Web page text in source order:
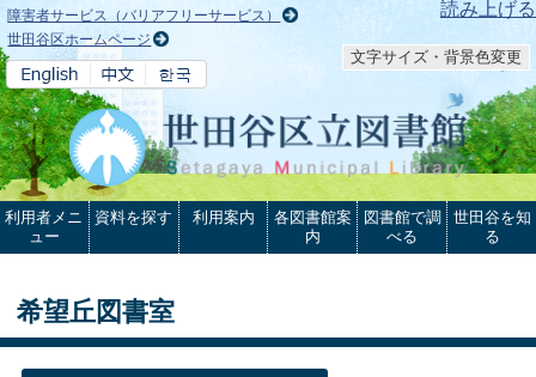
本文へ 読み上げる
障害者サービス（バリアフリーサービス）
世田谷区ホームページ
文字サイズ・背景色変更
利用者メニ
ュー
資料を探す 利用案内
各図書館案
内
図書館で調
べる
世田谷を知
る
希望丘図書室